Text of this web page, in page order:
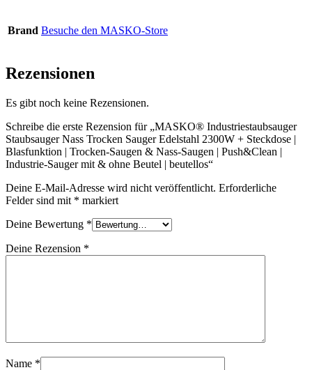
Brand Besuche den MASKO-Store
Rezensionen
Es gibt noch keine Rezensionen.
Schreibe die erste Rezension für „MASKO® Industriestaubsauger
Staubsauger Nass Trocken Sauger Edelstahl 2300W + Steckdose |
Blasfunktion | Trocken-Saugen & Nass-Saugen | Push&Clean |
Industrie-Sauger mit & ohne Beutel | beutellos“
Deine E-Mail-Adresse wird nicht veröffentlicht. Erforderliche
Felder sind mit * markiert
Deine Bewertung *
Deine Rezension *
Name *